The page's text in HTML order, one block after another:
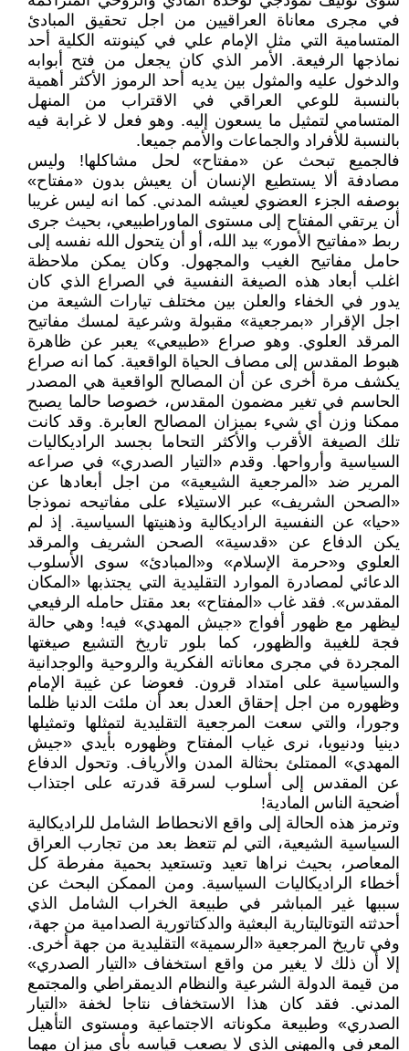
في مجرى معاناة العراقيين من اجل تحقيق المبادئ
المتسامية التي مثل الإمام علي في كينونته الكلية أحد
نماذجها الرفيعة. الأمر الذي كان يجعل من فتح أبوابه
والدخول عليه والمثول بين يديه أحد الرموز الأكثر أهمية
بالنسبة للوعي العراقي في الاقتراب من المنهل
المتسامي لتمثيل ما يسعون إليه. وهو فعل لا غرابة فيه
بالنسبة للأفراد والجماعات والأمم جميعا.
فالجميع تبحث عن «مفتاح» لحل مشاكلها! وليس
مصادفة ألا يستطيع الإنسان أن يعيش بدون «مفتاح»
بوصفه الجزء العضوي لعيشه المدني. كما انه ليس غريبا
أن يرتقي المفتاح إلى مستوى الماوراطبيعي، بحيث جرى
ربط «مفاتيح الأمور» بيد الله، أو أن يتحول الله نفسه إلى
حامل مفاتيح الغيب والمجهول. وكان يمكن ملاحظة
اغلب أبعاد هذه الصيغة النفسية في الصراع الذي كان
يدور في الخفاء والعلن بين مختلف تيارات الشيعة من
اجل الإقرار «بمرجعية» مقبولة وشرعية لمسك مفاتيح
المرقد العلوي. وهو صراع «طبيعي» يعبر عن ظاهرة
هبوط المقدس إلى مصاف الحياة الواقعية. كما انه صراع
يكشف مرة أخرى عن أن المصالح الواقعية هي المصدر
الحاسم في تغير مضمون المقدس، خصوصا حالما يصبح
ممكنا وزن أي شيء بميزان المصالح العابرة. وقد كانت
تلك الصيغة الأقرب والأكثر التحاما بجسد الراديكاليات
السياسية وأرواحها. وقدم «التيار الصدري» في صراعه
المرير ضد «المرجعية الشيعية» من اجل أبعادها عن
«الصحن الشريف» عبر الاستيلاء على مفاتيحه نموذجا
«حيا» عن النفسية الراديكالية وذهنيتها السياسية. إذ لم
يكن الدفاع عن «قدسية» الصحن الشريف والمرقد
العلوي و«حرمة الإسلام» و«المبادئ» سوى الأسلوب
الدعائي لمصادرة الموارد التقليدية التي يجتذبها «المكان
المقدس». فقد غاب «المفتاح» بعد مقتل حامله الرفيعي
ليظهر مع ظهور أفواج «جيش المهدي» فيه! وهي حالة
فجة للغيبة والظهور، كما بلور تاريخ التشيع صيغتها
المجردة في مجرى معاناته الفكرية والروحية والوجدانية
والسياسية على امتداد قرون. فعوضا عن غيبة الإمام
وظهوره من اجل إحقاق العدل بعد أن ملئت الدنيا ظلما
وجورا، والتي سعت المرجعية التقليدية لتمثلها وتمثيلها
دينيا ودنيويا، نرى غياب المفتاح وظهوره بأيدي «جيش
المهدي» الممتلئ بحثالة المدن والأرياف. وتحول الدفاع
عن المقدس إلى أسلوب لسرقة قدرته على اجتذاب
أضحية الناس المادية!
وترمز هذه الحالة إلى واقع الانحطاط الشامل للراديكالية
السياسية الشيعية، التي لم تتعظ بعد من تجارب العراق
المعاصر، بحيث نراها تعيد وتستعيد بحمية مفرطة كل
أخطاء الراديكاليات السياسية. ومن الممكن البحث عن
سببها غير المباشر في طبيعة الخراب الشامل الذي
أحدثته التوتاليتارية البعثية والدكتاتورية الصدامية من جهة،
وفي تاريخ المرجعية «الرسمية» التقليدية من جهة أخرى.
إلا أن ذلك لا يغير من واقع استخفاف «التيار الصدري»
من قيمة الدولة الشرعية والنظام الديمقراطي والمجتمع
المدني. فقد كان هذا الاستخفاف نتاجا لخفة «التيار
الصدري» وطبيعة مكوناته الاجتماعية ومستوى التأهيل
المعرفي والمهني الذي لا يصعب قياسه بأي ميزان مهما